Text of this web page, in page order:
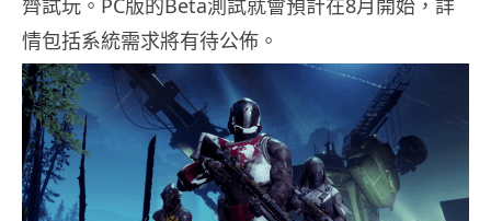
齊試玩。PC版的Beta測試就會預計在8月開始，詳
情包括系統需求將有待公佈。